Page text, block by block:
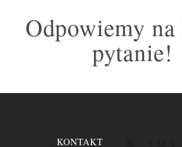
Odpowiemy na
pytanie!
KONTAKT